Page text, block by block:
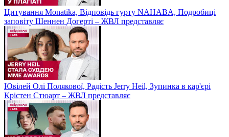
Цитування Monatikа, Відповідь гурту NAHABA, Подробиці
заповіту Шеннен Догерті – ЖВЛ представляє
Ювілей Олі Полякової, Радість Jerry Heil, Зупинка в кар'єрі
Крістен Стюарт – ЖВЛ представляє